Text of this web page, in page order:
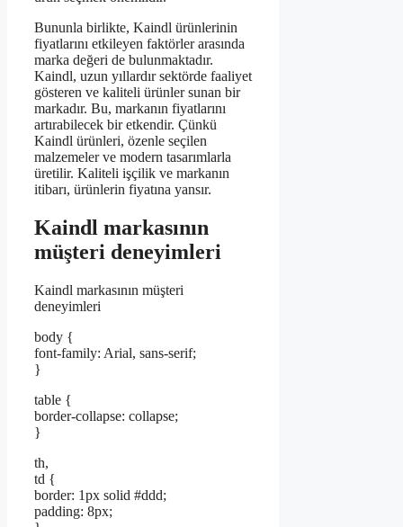
Bununla birlikte, Kaindl ürünlerinin
fiyatlarını etkileyen faktörler arasında
marka değeri de bulunmaktadır.
Kaindl, uzun yıllardır sektörde faaliyet
gösteren ve kaliteli ürünler sunan bir
markadır. Bu, markanın fiyatlarını
artırabilecek bir etkendir. Çünkü
Kaindl ürünleri, özenle seçilen
malzemeler ve modern tasarımlarla
üretilir. Kaliteli işçilik ve markanın
itibarı, ürünlerin fiyatına yansır.
Kaindl markasının
müşteri deneyimleri
Kaindl markasının müşteri
deneyimleri
body {
font-family: Arial, sans-serif;
}
table {
border-collapse: collapse;
}
th,
td {
border: 1px solid #ddd;
padding: 8px;